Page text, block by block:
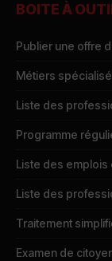
BOITE À
Publier une offre
Métiers
Liste des
Programme
Liste des emplois
Liste des
Traitement
Examen de